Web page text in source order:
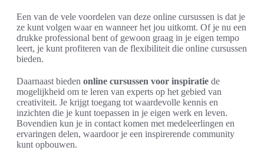
Een van de vele voordelen van deze online cursussen is dat je
ze kunt volgen waar en wanneer het jou uitkomt. Of je nu een
drukke professional bent of gewoon graag in je eigen tempo
leert, je kunt profiteren van de flexibiliteit die online cursussen
bieden.
Daarnaast bieden online cursussen voor inspiratie de
mogelijkheid om te leren van experts op het gebied van
creativiteit. Je krijgt toegang tot waardevolle kennis en
inzichten die je kunt toepassen in je eigen werk en leven.
Bovendien kun je in contact komen met medeleerlingen en
ervaringen delen, waardoor je een inspirerende community
kunt opbouwen.